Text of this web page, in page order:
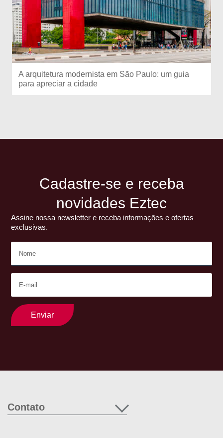
A arquitetura modernista em São Paulo: um guia
para apreciar a cidade
Cadastre-se e receba
novidades Eztec
Assine nossa newsletter e receba informações e ofertas
exclusivas.
Enviar
Contato